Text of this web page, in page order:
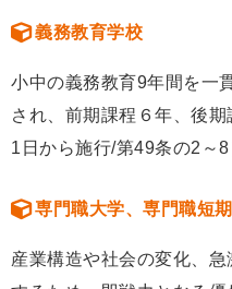
義務教育学校
小中の義務教育9年間を一
され、前期課程６年、後
1日から施行/第49条の2～8
専門職大学、専門職短
産業構造や社会の変化、